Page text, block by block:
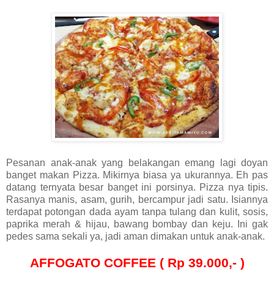
Pesanan anak-anak yang belakangan emang lagi doyan
banget makan Pizza. Mikirnya biasa ya ukurannya. Eh pas
datang ternyata besar banget ini porsinya. Pizza nya tipis.
Rasanya manis, asam, gurih, bercampur jadi satu. Isiannya
terdapat potongan dada ayam tanpa tulang dan kulit, sosis,
paprika merah & hijau, bawang bombay dan keju. Ini gak
pedes sama sekali ya, jadi aman dimakan untuk anak-anak.
AFFOGATO COFFEE ( Rp 39.000,- )